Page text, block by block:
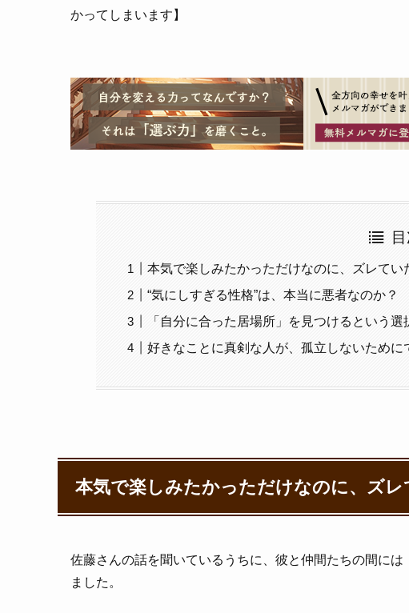
かってしまいます】
本気で楽しみたかっただけなのに、ズレてい
“気にしすぎる性格”は、本当に悪者なのか？
「自分に合った居場所」を見つけるという選
好きなことに真剣な人が、孤立しないために
本気で楽しみたかっただけなのに、ズレ
佐藤さんの話を聞いているうちに、彼と仲間たちの間に
ました。